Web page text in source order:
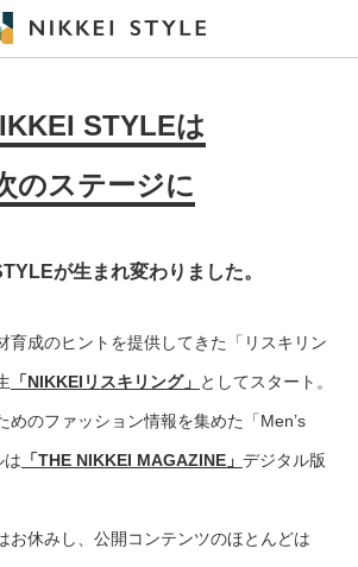
STYLEは
のステージに
が生まれ変わりました。
育成のヒントを提供してきた「リスキリン
「NIKKEIリスキリング」 としてスタート。
めのファッション情報を集めた「Men’s
は 「THE NIKKEI MAGAZINE」 デジタル版
お休みし、公開コンテンツのほとんどは